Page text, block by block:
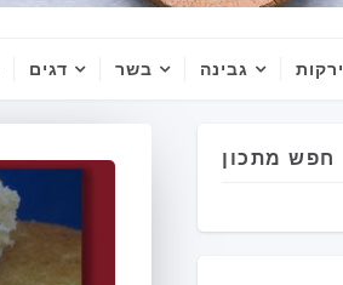
ירקות גבינה בשר דגים
חפש מתכון